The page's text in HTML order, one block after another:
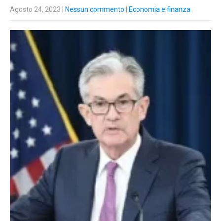
Agosto 24, 2023 Nessun commento Economia e finanza